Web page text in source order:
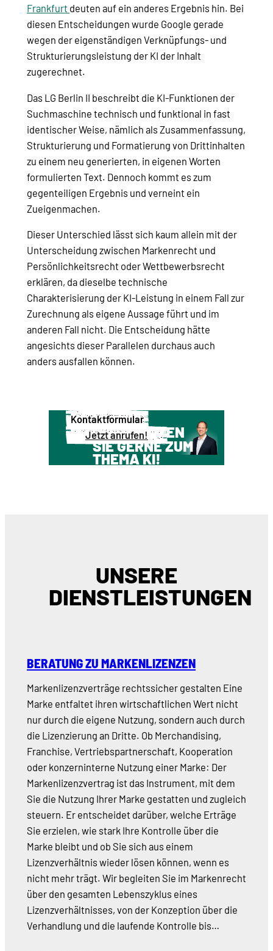
Frankfurt deuten auf ein anderes Ergebnis hin. Bei
diesen Entscheidungen wurde Google gerade
wegen der eigenständigen Verknüpfungs- und
Strukturierungsleistung der KI der Inhalt
zugerechnet.
Das LG Berlin II beschreibt die KI-Funktionen der
Suchmaschine technisch und funktional in fast
identischer Weise, nämlich als Zusammenfassung,
Strukturierung und Formatierung von Drittinhalten
zu einem neu generierten, in eigenen Worten
formulierten Text. Dennoch kommt es zum
gegenteiligen Ergebnis und verneint ein
Zueigenmachen.
Dieser Unterschied lässt sich kaum allein mit der
Unterscheidung zwischen Markenrecht und
Persönlichkeitsrecht oder Wettbewerbsrecht
erklären, da dieselbe technische
Charakterisierung der KI-Leistung in einem Fall zur
Zurechnung als eigene Aussage führt und im
anderen Fall nicht. Die Entscheidung hätte
angesichts dieser Parallelen durchaus auch
anders ausfallen können.
WIR BERATEN
SIE GERNE ZUM
THEMA KI!
Kontaktformular
Jetzt anrufen!
UNSERE
DIENSTLEISTUNGEN
BERATUNG ZU MARKENLIZENZEN
Markenlizenzverträge rechtssicher gestalten Eine
Marke entfaltet ihren wirtschaftlichen Wert nicht
nur durch die eigene Nutzung, sondern auch durch
die Lizenzierung an Dritte. Ob Merchandising,
Franchise, Vertriebspartnerschaft, Kooperation
oder konzerninterne Nutzung einer Marke: Der
Markenlizenzvertrag ist das Instrument, mit dem
Sie die Nutzung Ihrer Marke gestatten und zugleich
steuern. Er entscheidet darüber, welche Erträge
Sie erzielen, wie stark Ihre Kontrolle über die
Marke bleibt und ob Sie sich aus einem
Lizenzverhältnis wieder lösen können, wenn es
nicht mehr trägt. Wir begleiten Sie im Markenrecht
über den gesamten Lebenszyklus eines
Lizenzverhältnisses, von der Konzeption über die
Verhandlung und die laufende Kontrolle bis…